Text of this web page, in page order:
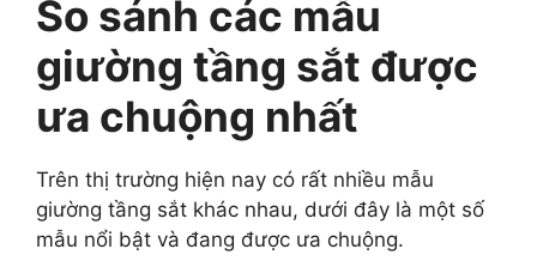
So sánh các mẫu
giường tầng sắt được
ưa chuộng nhất
Trên thị trường hiện nay có rất nhiều mẫu
giường tầng sắt khác nhau, dưới đây là một số
mẫu nổi bật và đang được ưa chuộng.